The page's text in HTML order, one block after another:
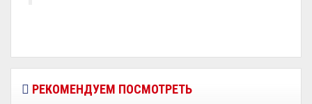
РЕКОМЕНДУЕМ ПОСМОТРЕТЬ